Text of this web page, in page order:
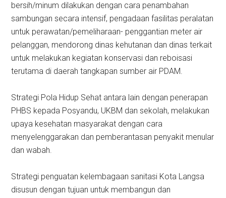
bersih/minum dilakukan dengan cara penambahan
sambungan secara intensif, pengadaan fasilitas peralatan
untuk perawatan/pemeliharaan- penggantian meter air
pelanggan, mendorong dinas kehutanan dan dinas terkait
untuk melakukan kegiatan konservasi dan reboisasi
terutama di daerah tangkapan sumber air PDAM.
Strategi Pola Hidup Sehat antara lain dengan penerapan
PHBS kepada Posyandu, UKBM dan sekolah, melakukan
upaya kesehatan masyarakat dengan cara
menyelenggarakan dan pemberantasan penyakit menular
dan wabah.
Strategi penguatan kelembagaan sanitasi Kota Langsa
disusun dengan tujuan untuk membangun dan